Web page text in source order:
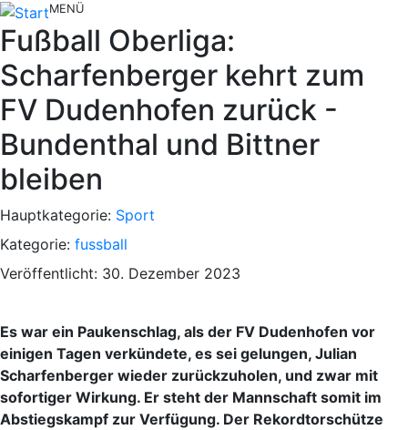
MENÜ
Fußball Oberliga:
Scharfenberger kehrt zum
FV Dudenhofen zurück -
Bundenthal und Bittner
bleiben
Hauptkategorie: Sport
Kategorie: fussball
Veröffentlicht: 30. Dezember 2023
Es war ein Paukenschlag, als der FV Dudenhofen vor
einigen Tagen verkündete, es sei gelungen, Julian
Scharfenberger wieder zurückzuholen, und zwar mit
sofortiger Wirkung. Er steht der Mannschaft somit im
Abstiegskampf zur Verfügung. Der Rekordtorschütze